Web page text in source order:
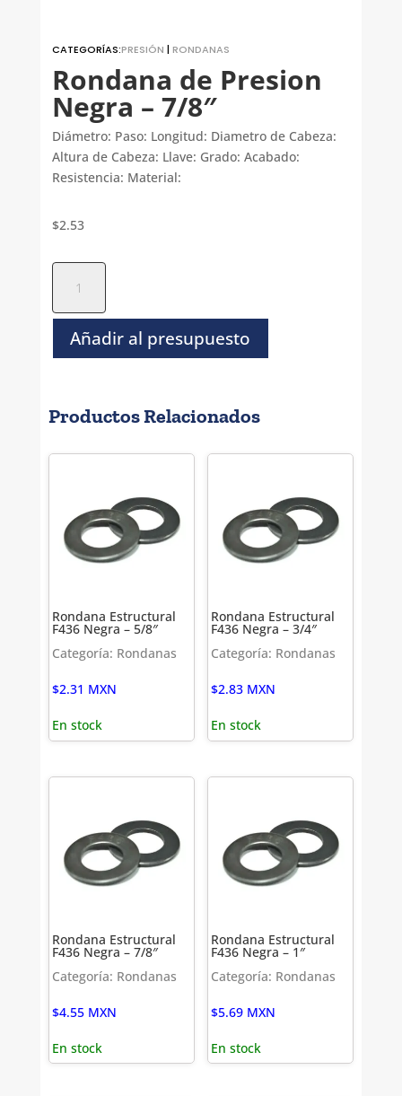
CATEGORÍAS:PRESIÓN |RONDANAS
Rondana de Presion
Negra – 7/8″
Diámetro: Paso: Longitud: Diametro de Cabeza:
Altura de Cabeza: Llave: Grado: Acabado:
Resistencia: Material:
$2.53
Presion
Negra
-
Añadir al presupuesto
Productos Relacionados
Rondana Estructural
F436 Negra – 5/8″
Categoría: Rondanas
$2.31 MXN
En stock
Rondana Estructural
F436 Negra – 3/4″
Categoría: Rondanas
$2.83 MXN
En stock
Rondana Estructural
F436 Negra – 7/8″
Categoría: Rondanas
$4.55 MXN
En stock
Rondana Estructural
F436 Negra – 1″
Categoría: Rondanas
$5.69 MXN
En stock